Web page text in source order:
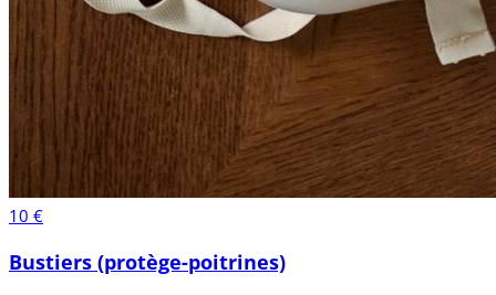
10 €
Bustiers (protège-poitrines)